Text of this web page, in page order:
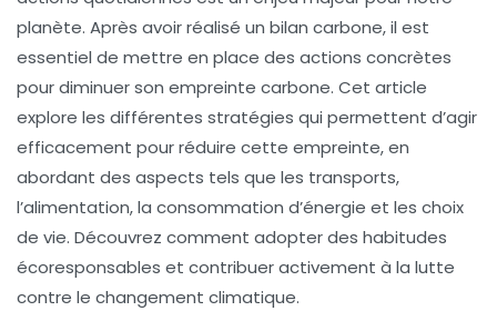
planète. Après avoir réalisé un bilan carbone, il est
essentiel de mettre en place des actions concrètes
pour diminuer son empreinte carbone. Cet article
explore les différentes stratégies qui permettent d’agir
efficacement pour réduire cette empreinte, en
abordant des aspects tels que les transports,
l’alimentation, la consommation d’énergie et les choix
de vie. Découvrez comment adopter des habitudes
écoresponsables et contribuer activement à la lutte
contre le changement climatique.